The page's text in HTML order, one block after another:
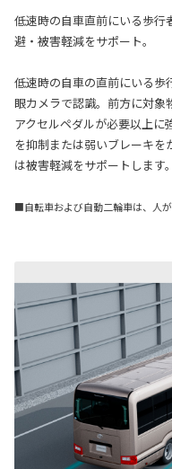
低速時の自車直前にいる歩
避・被害軽減をサポート。
低速時の自車の直前にいる
眼カメラで認識。前方に対象
アクセルペダルが必要以上に
を抑制または弱いブレーキ
は被害軽減をサポートします。
■自転車および自動二輪車は、人